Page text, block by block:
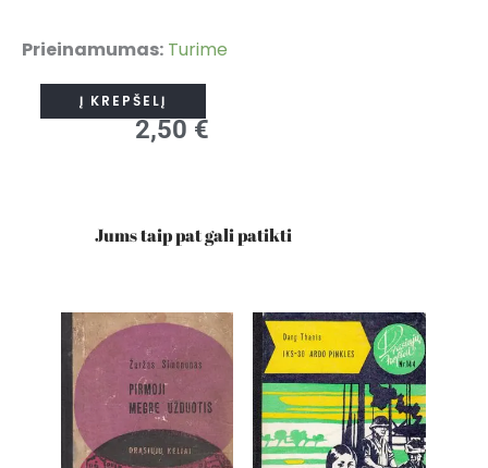
Prieinamumas: Turime
produkto
kiekis:
VladimirasĮ KREPŠELĮ
2,50 €
Jums taip pat gali patikti